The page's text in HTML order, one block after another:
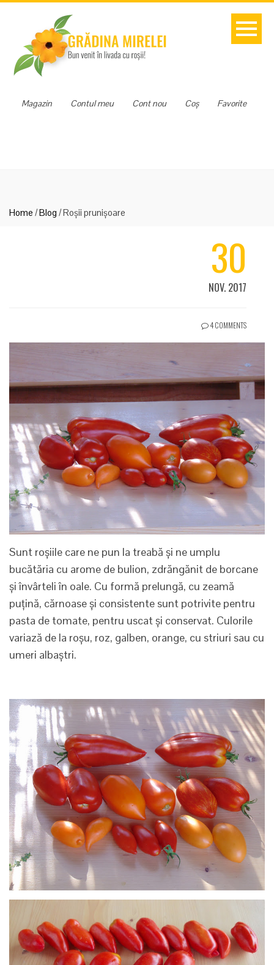
Favorite
Coș
Cont nou
Contul meu
Magazin
Home /Blog /Roșii prunișoare
30
NOV. 2017
4 COMMENTS
Sunt roșiile care ne pun la treabă și ne umplu
bucătăria cu arome de bulion, zdrăngănit de borcane
și învârteli în oale. Cu formă prelungă, cu zeamă
puțină, cărnoase și consistente sunt potrivite pentru
pasta de tomate, pentru uscat și conservat. Culorile
variază de la roșu, roz, galben, orange, cu striuri sau cu
umeri albaștri.